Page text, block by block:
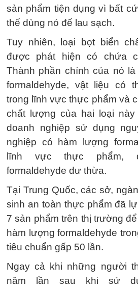
sản phẩm tiện dụng vì bất
thể dùng nó để lau sạch.
Tuy nhiên, loại bọt biển
được phát hiện có chứa
Thành phần chính của nó
formaldehyde, vật liệu có
trong lĩnh vực thực phẩm và
chất lượng của hai loại này
doanh nghiệp sử dụng
nghiệp có hàm lượng
lĩnh vực thực phẩm,
formaldehyde dư thừa.
Tại Trung Quốc, các sở,
sinh an toàn thực phẩm đã
7 sản phẩm trên thị trường
hàm lượng formaldehyde
tiêu chuẩn gấp 50 lần.
Ngay cả khi những người
năm lần sau khi sử